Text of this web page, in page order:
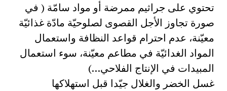
تحتوي على جراثيم ممرضة أو مواد سامّة ( في
صورة تجاوز الأجل القصوى لصلوحيّة مادّة غذائيّة
معيّنة، عدم احترام قواعد النظافة واستعمال
المواد الغدائيّة في مطاعم معيّنة، سوء استعمال
المبيدات في الإنتاج الفلاحي…)
غسل الخضر والغلال جيّدا قبل استهلاكها